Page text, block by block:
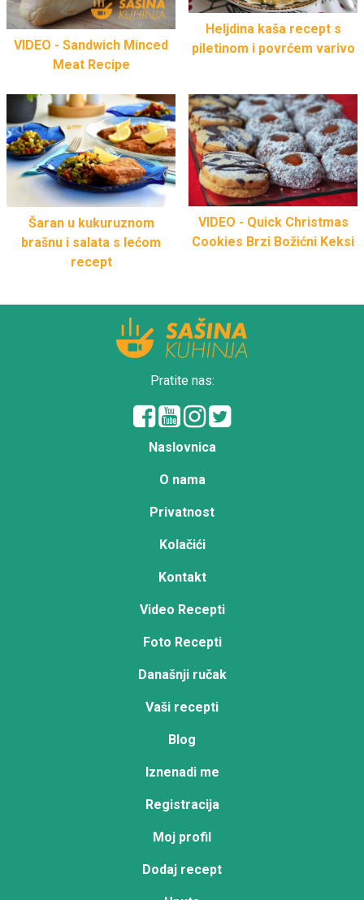
VIDEO - Sandwich Minced
Meat Recipe
Heljdina kaša recept s
piletinom i povrćem varivo
Šaran u kukuruznom
brašnu i salata s lećom
recept
VIDEO - Quick Christmas
Cookies Brzi Božićni Keksi
Pratite nas:
Naslovnica
O nama
Privatnost
Kolačići
Kontakt
Video Recepti
Foto Recepti
Današnji ručak
Vaši recepti
Blog
Iznenadi me
Registracija
Moj profil
Dodaj recept